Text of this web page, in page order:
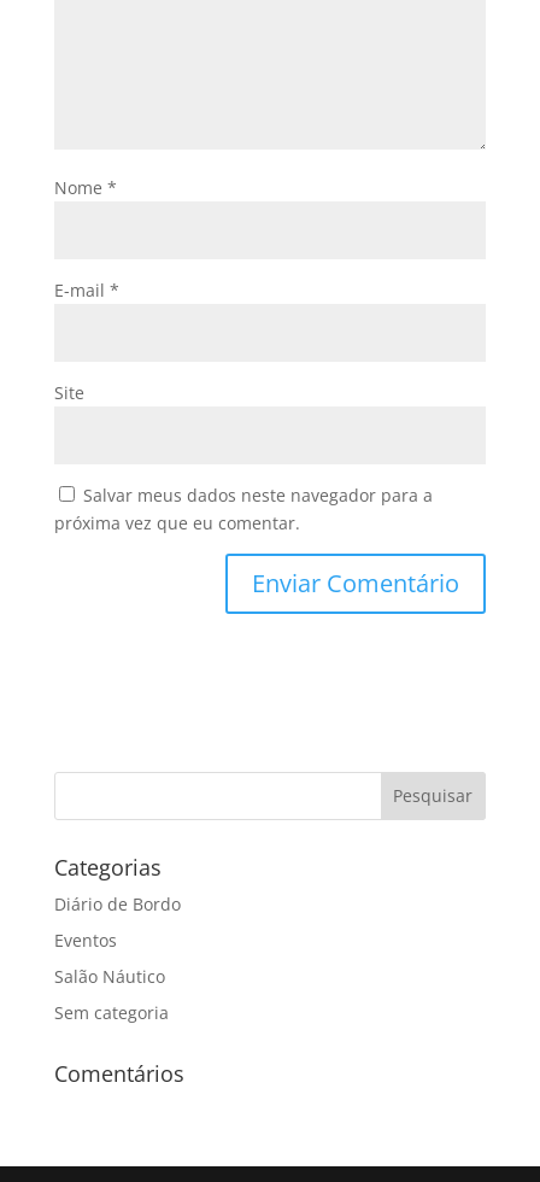
Nome *
E-mail *
Site
Salvar meus dados neste navegador para a
próxima vez que eu comentar.
Categorias
Diário de Bordo
Eventos
Salão Náutico
Sem categoria
Comentários